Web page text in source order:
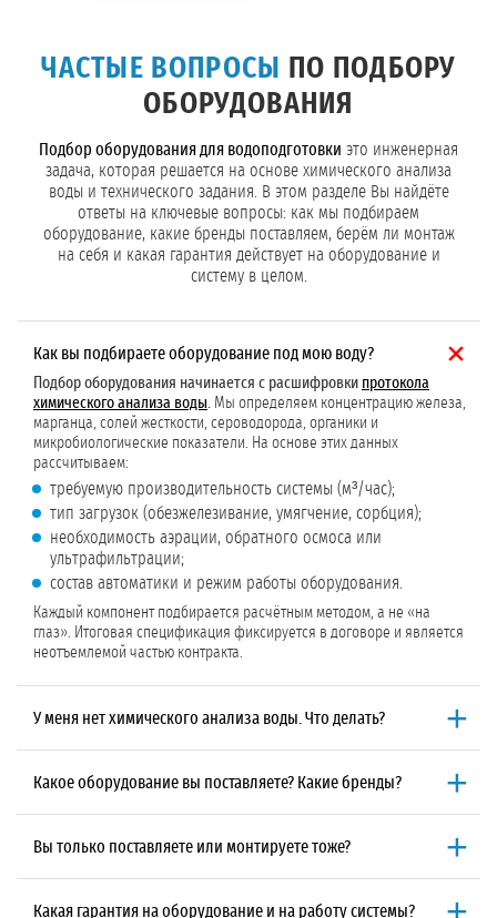
ЧАСТЫЕ ВОПРОСЫ
ПО ПОДБОРУ
ОБОРУДОВАНИЯ
Подбор оборудования для водоподготовки это инженерная
задача, которая решается на основе химического анализа
воды и технического задания. В этом разделе Вы найдёте
ответы на ключевые вопросы: как мы подбираем
оборудование, какие бренды поставляем, берём ли монтаж
на себя и какая гарантия действует на оборудование и
систему в целом.
Как вы подбираете оборудование под мою воду?
Подбор оборудования начинается с расшифровки протокола
химического анализа воды. Мы определяем концентрацию железа,
марганца, солей жесткости, сероводорода, органики и
микробиологические показатели. На основе этих данных
рассчитываем:
требуемую производительность системы (м³/час);
тип загрузок (обезжелезивание, умягчение, сорбция);
необходимость аэрации, обратного осмоса или
ультрафильтрации;
состав автоматики и режим работы оборудования.
Каждый компонент подбирается расчётным методом, а не «на
глаз». Итоговая спецификация фиксируется в договоре и является
неотъемлемой частью контракта.
У меня нет химического анализа воды. Что делать?
Мы организуем отбор проб и исследование воды в
выезжает специалист либо мы отправляем набор для
самостоятельного отбора проб с инструкцией;
пробы доставляются в лабораторию для расширенного
химического анализа (до 54 показателей);
по готовности протокола наши технологи расшифровывают
результаты и подбирают оборудование.
Какое оборудование вы поставляете? Какие бренды?
Мы поставляем оборудование только проверенных
Клапаны управления:Runxin, Clack, Autotrol;
Мембраны для обратного осмоса и ультрафильтрации:Dow,
Hydranautics;
Вы только поставляете или монтируете тоже?
Мы работаем по единомудоговору подряда: подбор, поставка,
Какая гарантия на оборудование и на работу системы?